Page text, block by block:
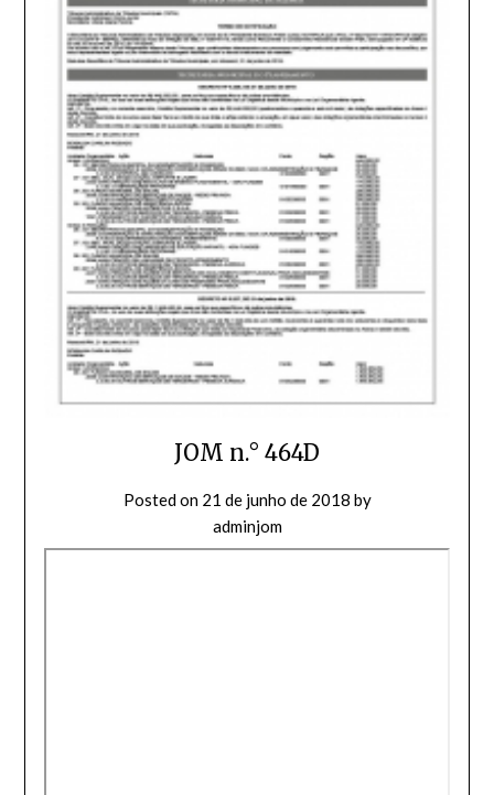
JOM n.° 464D
Posted on 21 de junho de 2018 by
adminjom